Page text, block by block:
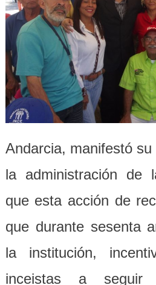
Andarcia, manifestó
la administración de
que esta acción de
que durante sesenta
la institución,
inceistas a seguir